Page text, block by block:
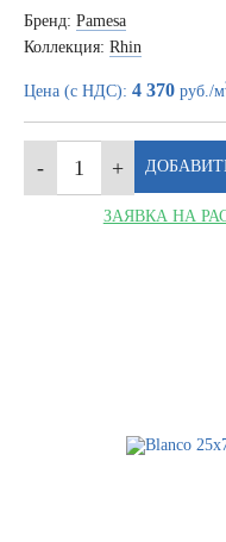
Бренд: Pamesa
Коллекция: Rhin
Цена (с НДС): 4 370 руб./м
ЗАЯВКА НА